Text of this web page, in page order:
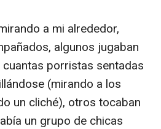
a mi alrededor,
algunos jugaban
cuantas porristas sentadas
(mirando a los
un cliché), otros tocaban
un grupo de chicas